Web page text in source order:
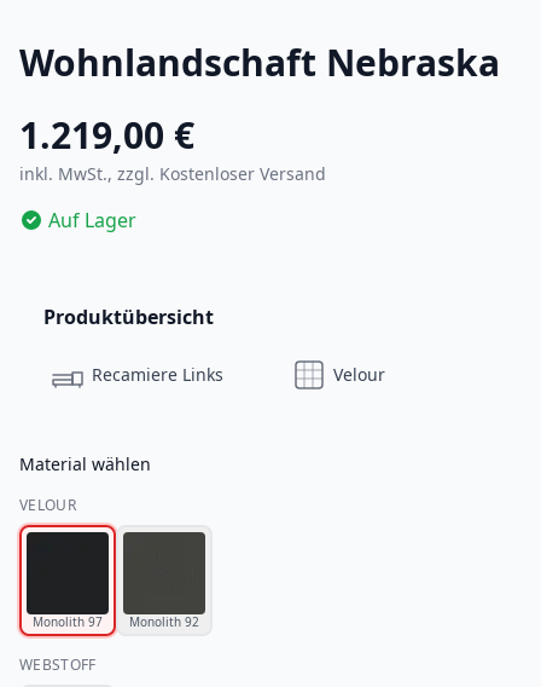
Wohnlandschaft Nebraska
1.219,00 €
inkl. MwSt., zzgl. Kostenloser Versand
Auf Lager
Produktübersicht
Recamiere Links Velour
Material wählen
VELOUR
Monolith 97 Monolith 92
WEBSTOFF